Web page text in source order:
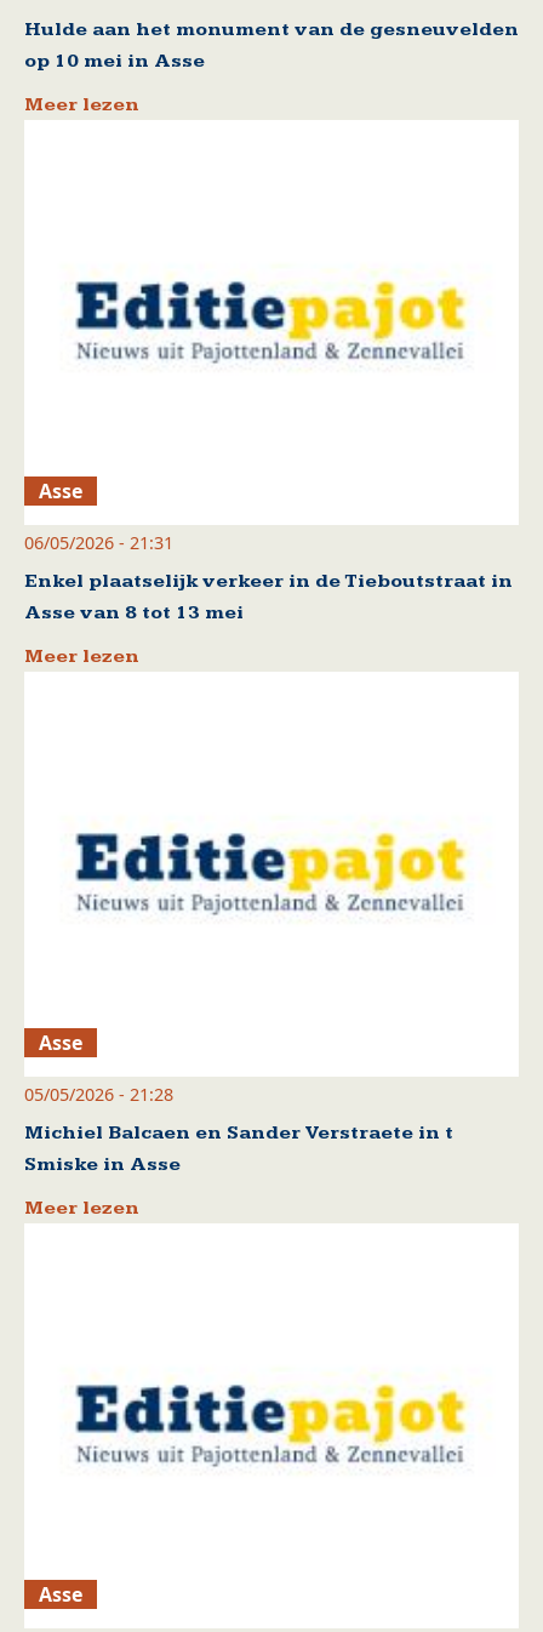
Hulde aan het monument van de gesneuvelden
op 10 mei in Asse
Meer lezen
Asse
06/05/2026 - 21:31
Enkel plaatselijk verkeer in de Tieboutstraat in
Asse van 8 tot 13 mei
Meer lezen
Asse
05/05/2026 - 21:28
Michiel Balcaen en Sander Verstraete in t
Smiske in Asse
Meer lezen
Asse